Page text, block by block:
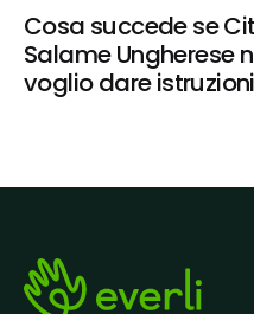
Cosa succede se
Salame Ungherese
voglio dare